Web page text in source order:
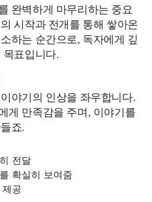
완벽하게 마무리하는 중요
시작과 전개를 통해 쌓아온
하는 순간으로, 독자에게 깊
표입니다.
야기의 인상을 좌우합니다.
게 만족감을 주며, 이야기를
죠.
전달
확실히 보여줌
공